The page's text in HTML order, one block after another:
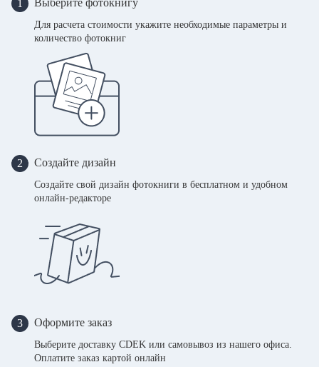
1 Выберите фотокнигу
Для расчета стоимости укажите необходимые параметры и
количество фотокниг
2 Создайте дизайн
Создайте свой дизайн фотокниги в бесплатном и удобном
онлайн-редакторе
3 Оформите заказ
Выберите доставку CDEK или самовывоз из нашего офиса.
Оплатите заказ картой онлайн